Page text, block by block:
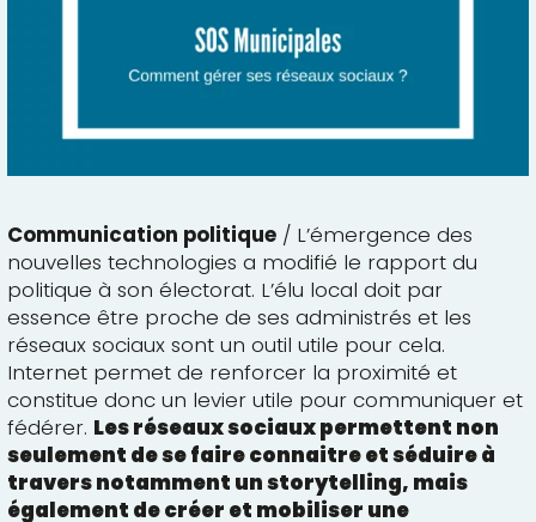
Communication politique/ L’émergence des
nouvelles technologies a modifié le rapport du
politique à son électorat. L’élu local doit par
essence être proche de ses administrés et les
réseaux sociaux sont un outil utile pour cela.
Internet permet de renforcer la proximité et
constitue donc un levier utile pour communiquer et
fédérer. Les réseaux sociaux permettent non
seulement de se faire connaitre et séduire à
travers notamment un storytelling, mais
également de créer et mobiliser une